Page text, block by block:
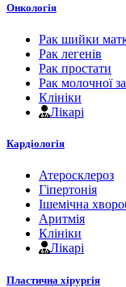
Онкологія
Рак шийки
Рак легенів
Рак простати
Рак молочної
Клініки
Лікарі
Кардіологія
Атеросклероз
Гіпертонія
Ішемічна
Аритмія
Клініки
Лікарі
Пластична хірургія